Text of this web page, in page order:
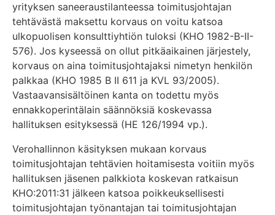
yrityksen saneeraustilanteessa toimitusjohtajan
tehtävästä maksettu korvaus on voitu katsoa
ulkopuolisen konsulttiyhtiön tuloksi (KHO 1982-B-II-
576). Jos kyseessä on ollut pitkäaikainen järjestely,
korvaus on aina toimitusjohtajaksi nimetyn henkilön
palkkaa (KHO 1985 B II 611 ja KVL 93/2005).
Vastaavansisältöinen kanta on todettu myös
ennakkoperintälain säännöksiä koskevassa
hallituksen esityksessä (HE 126/1994 vp.).
Verohallinnon käsityksen mukaan korvaus
toimitusjohtajan tehtävien hoitamisesta voitiin myös
hallituksen jäsenen palkkiota koskevan ratkaisun
KHO:2011:31 jälkeen katsoa poikkeuksellisesti
toimitusjohtajan työnantajan tai toimitusjohtajan